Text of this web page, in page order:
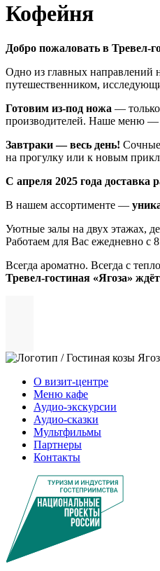
Кофейня
Добро пожаловать в Тревел-
Одно из главных
путешественником,
Готовим из-под ножа —
производителей. Наше меню —
Завтраки — весь день! Сочные
на прогулку или к новым
С апреля 2025 года доставка
В нашем ассортименте —
Уютные залы на двух этажах,
Работаем для Вас ежедневно с
Всегда ароматно. Всегда с
Тревел-гостиная «Ягоза»
О визит-центре
Меню кафе
Аудио-экскурсии
Аудио-сказки
Мультфильмы
Партнеры
Контакты